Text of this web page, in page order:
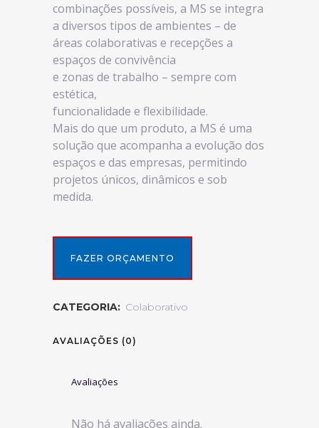
combinações possíveis, a MS se integra
a diversos tipos de ambientes – de
áreas colaborativas e recepções a
espaços de convivência
e zonas de trabalho – sempre com
estética,
funcionalidade e flexibilidade.
Mais do que um produto, a MS é uma
solução que acompanha a evolução dos
espaços e das empresas, permitindo
projetos únicos, dinâmicos e sob
medida.
FAZER ORÇAMENTO
CATEGORIA: Colaborativo
AVALIAÇÕES (0)
Avaliações
Não há avaliações ainda.